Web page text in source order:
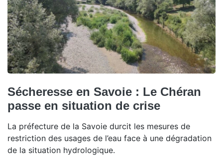
Sécheresse en Savoie : Le Chéran
passe en situation de crise
La préfecture de la Savoie durcit les mesures de
restriction des usages de l’eau face à une dégradation
de la situation hydrologique.